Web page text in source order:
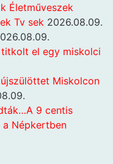
Életműveszek
Tv sek 2026.08.09.
el egy miskolci
Miskolcon
9 centis
Népkertben